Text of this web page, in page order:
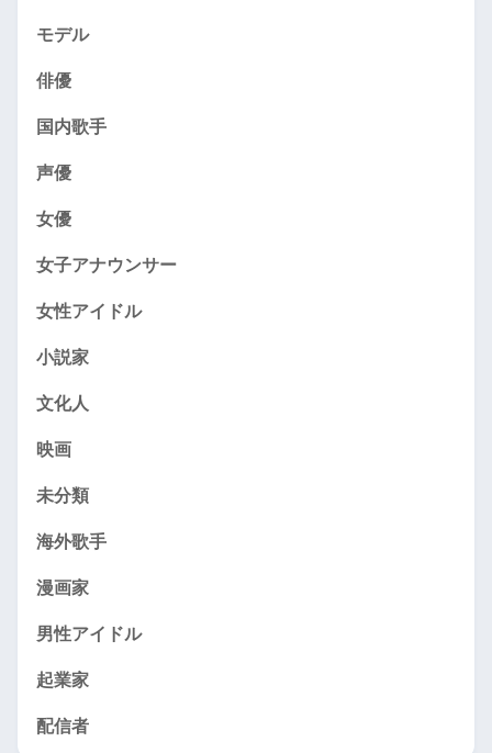
モデル
俳優
国内歌手
声優
女優
女子アナウンサー
女性アイドル
小説家
文化人
映画
未分類
海外歌手
漫画家
男性アイドル
起業家
配信者